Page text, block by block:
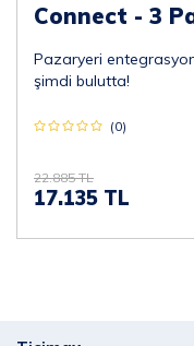
Connect - 3
Pazaryeri
şimdi bulutta!
(0)
22.885 TL
17.135 TL